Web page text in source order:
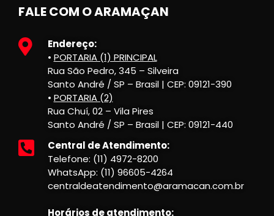
FALE COM O ARAMAÇAN
Endereço:
• PORTARIA (1) PRINCIPAL
Rua São Pedro, 345 – Silveira
Santo André / SP – Brasil | CEP: 09121-390
• PORTARIA (2)
Rua Chuí, 02 – Vila Pires
Santo André / SP – Brasil | CEP: 09121-440
Central de Atendimento:
Telefone: (11) 4972-8200
WhatsApp: (11) 96605-4264
centraldeatendimento@aramacan.com.br
Horários de atendimento: